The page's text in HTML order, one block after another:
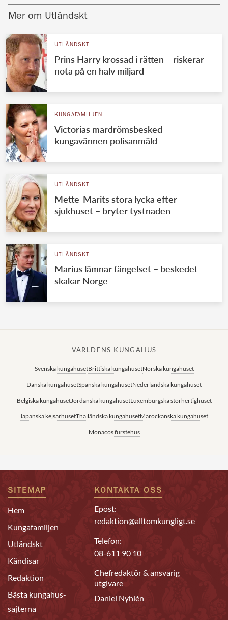
Mer om Utländskt
UTLÄNDSKT
Prins Harry krossad i rätten – riskerar
nota på en halv miljard
KUNGAFAMILJEN
Victorias mardrömsbesked –
kungavännen polisanmäld
UTLÄNDSKT
Mette-Marits stora lycka efter
sjukhuset – bryter tystnaden
UTLÄNDSKT
Marius lämnar fängelset – beskedet
skakar Norge
VÄRLDENS KUNGAHUS
Svenska kungahusetBrittiska kungahusetNorska kungahuset
Danska kungahusetSpanska kungahusetNederländska kungahuset
Belgiska kungahusetJordanska kungahusetLuxemburgska storhertighuset
Japanska kejsarhusetThailändska kungahusetMarockanska kungahuset
Monacos furstehus
SITEMAP
Hem
Kungafamiljen
Utländskt
Kändisar
Redaktion
Bästa kungahus-
sajterna
KONTAKTA OSS
Epost:
redaktion@alltomkungligt.se
Telefon:
08-611 90 10
Chefredaktör & ansvarig
utgivare
Daniel Nyhlén